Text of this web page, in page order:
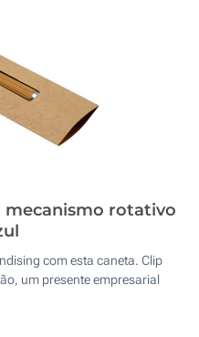
mecanismo rotativo
com esta caneta. Clip
um presente empresarial